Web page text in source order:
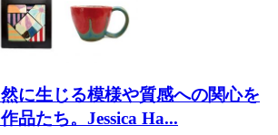
に生じる模様や質感への関心を
品たち。Jessica Ha...